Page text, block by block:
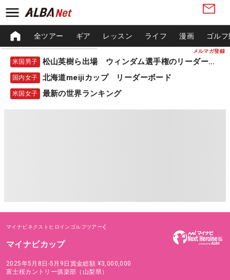
メルマガ登録
全ツアー ギア レッスン ライフ 漫画 ゴル
米国男子 松山英樹ら出場 ウィンダム選手権のリーダーボード
国内女子 北海道meijiカップ リーダーボード
米国女子 最新の世界ランキング
マイナビネクストヒロインゴルフツアー
マイナビカップ
2025年5月8日-5月9日 賞金総額 ¥3,000,000
富士桜カントリー俱楽部（山梨県）